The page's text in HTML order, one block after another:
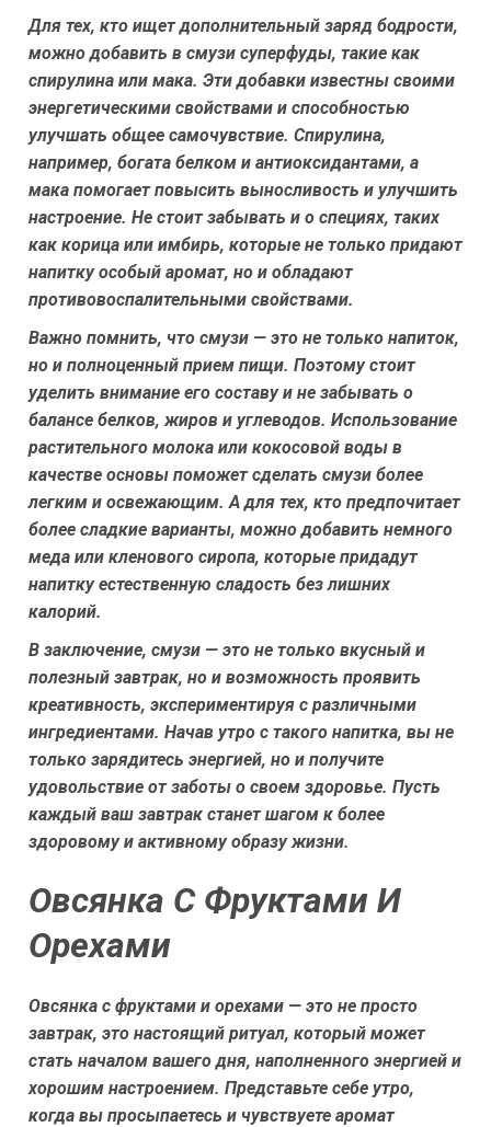
Для тех, кто ищет дополнительный заряд бодрости,
можно добавить в смузи суперфуды, такие как
спирулина или мака. Эти добавки известны своими
энергетическими свойствами и способностью
улучшать общее самочувствие. Спирулина,
например, богата белком и антиоксидантами, а
мака помогает повысить выносливость и улучшить
настроение. Не стоит забывать и о специях, таких
как корица или имбирь, которые не только придают
напитку особый аромат, но и обладают
противовоспалительными свойствами.
Важно помнить, что смузи — это не только напиток,
но и полноценный прием пищи. Поэтому стоит
уделить внимание его составу и не забывать о
балансе белков, жиров и углеводов. Использование
растительного молока или кокосовой воды в
качестве основы поможет сделать смузи более
легким и освежающим. А для тех, кто предпочитает
более сладкие варианты, можно добавить немного
меда или кленового сиропа, которые придадут
напитку естественную сладость без лишних
калорий.
В заключение, смузи — это не только вкусный и
полезный завтрак, но и возможность проявить
креативность, экспериментируя с различными
ингредиентами. Начав утро с такого напитка, вы не
только зарядитесь энергией, но и получите
удовольствие от заботы о своем здоровье. Пусть
каждый ваш завтрак станет шагом к более
здоровому и активному образу жизни.
Овсянка С Фруктами И
Орехами
Овсянка с фруктами и орехами — это не просто
завтрак, это настоящий ритуал, который может
стать началом вашего дня, наполненного энергией и
хорошим настроением. Представьте себе утро,
когда вы просыпаетесь и чувствуете аромат